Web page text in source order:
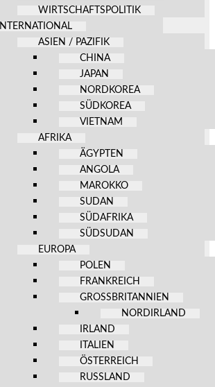
WIRTSCHAFTSPOLITIK
INTERNATIONAL
ASIEN / PAZIFIK
CHINA
JAPAN
NORDKOREA
SÜDKOREA
VIETNAM
AFRIKA
ÄGYPTEN
ANGOLA
MAROKKO
SUDAN
SÜDAFRIKA
SÜDSUDAN
EUROPA
POLEN
FRANKREICH
GROSSBRITANNIEN
NORDIRLAND
IRLAND
ITALIEN
ÖSTERREICH
RUSSLAND